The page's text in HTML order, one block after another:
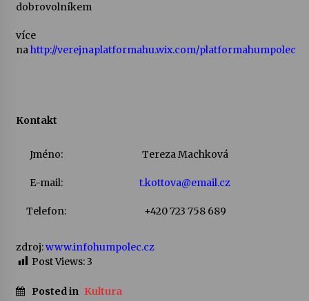
17. 7. 2026
Ozvěny prázdnin
13. 7. 2026
dobrovolníkem
více
nahttp://verejnaplatformahu.wix.com/platformahumpolec
Kontakt
Jméno: Tereza Machková
E-mail: t.kottova@email.cz
Telefon: +420 723 758 689
zdroj:www.infohumpolec.cz
Post Views:3
Posted in Kultura